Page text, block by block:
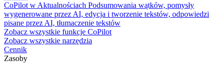
CoPilot w Aktualnościach Podsumowania wątków, pomysły
wygenerowane przez AI, edycja i tworzenie tekstów, odpowiedzi
pisane przez AI, tłumaczenie tekstów
Zobacz wszystkie funkcje CoPilot
Zobacz wszystkie narzędzia
Cennik
Zasoby